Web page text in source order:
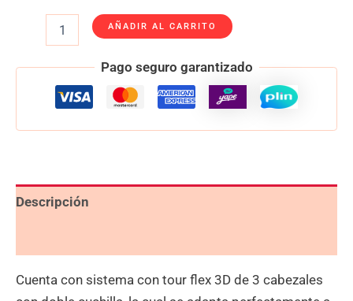
AÑADIR AL CARRITO
Pago seguro garantizado
Descripción
Cuenta con sistema con tour flex 3D de 3 cabezales